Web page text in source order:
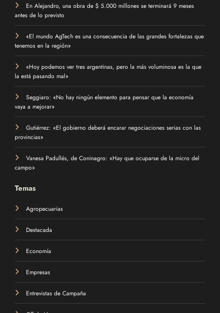
En Alejandro, una obra de $ 5.000 millones se terminará 9 meses
antes de lo previsto
«El mundo AgTech es una consecuencia de las grandes fortalezas que
tenemos en la región»
«Hoy podemos ver tres argentinas, pero la más voluminosa es la que
la está pasando mal»
Seggiaro: «No hay ningún elemento para pensar que la economía
vaya a mejorar»
Gutiérrez: «El gobierno deberá encarar negociaciones serias con las
provincias»
Vanesa Padullés, de Coninagro: «Hay que ocuparse de la micro del
campo»
Temas
Agropecuarias
Destacada
Economía
Empresas
Entrevistas de Campaña